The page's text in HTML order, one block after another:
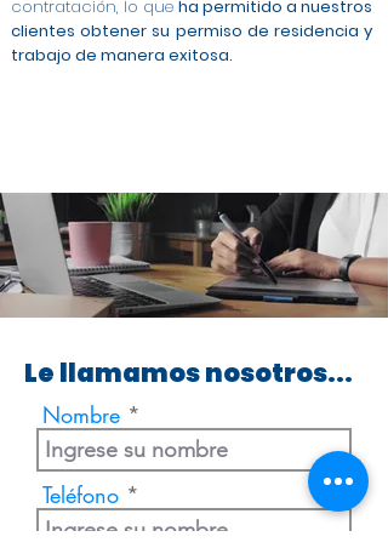
contratación, lo que ha permitido a nuestros
clientes obtener su permiso de residencia y
trabajo de manera exitosa.
Le llamamos nosotros...
Nombre
Teléfono